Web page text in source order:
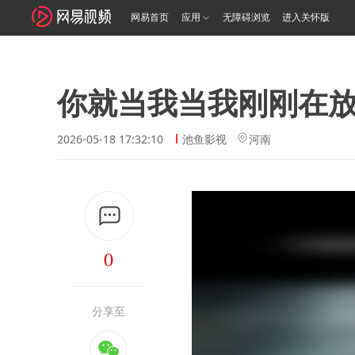
网易首页 应用 无障碍浏览 进入关怀版
你就当我当我刚刚在
2026-05-18 17:32:10 池鱼影视 河南
0
分享至